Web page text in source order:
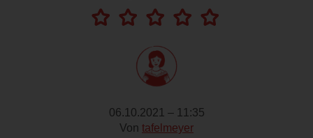
06.10.2021 – 11:35
Von tafelmeyer